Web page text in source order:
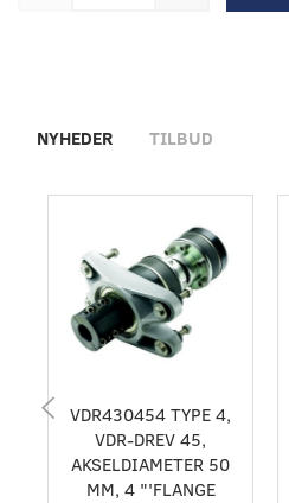
NYHEDER TILBUD
VDR430454 TYPE 4,
VDR-DREV 45,
AKSELDIAMETER 50
MM, 4 "'FLANGE